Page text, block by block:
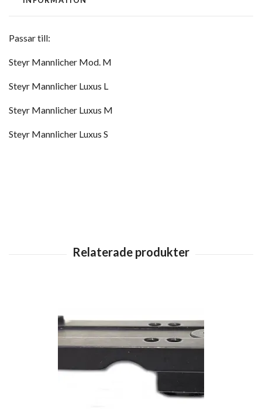
Passar till:
Steyr Mannlicher Mod. M
Steyr Mannlicher Luxus L
Steyr Mannlicher Luxus M
Steyr Mannlicher Luxus S